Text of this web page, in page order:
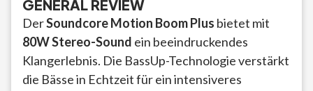
GENERAL REVIEW
DerSoundcore Motion Boom Plus bietet mit
80W Stereo-Sound ein beeindruckendes
Klangerlebnis. Die BassUp-Technologie verstärkt
die Bässe in Echtzeit für ein intensiveres